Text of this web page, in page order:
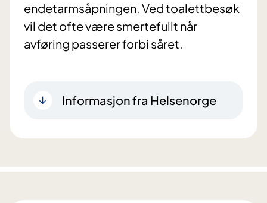
endetarmsåpningen. Ved toalettbesøk
vil det ofte være smertefullt når
avføring passerer forbi såret.
Informasjon fra Helsenorge